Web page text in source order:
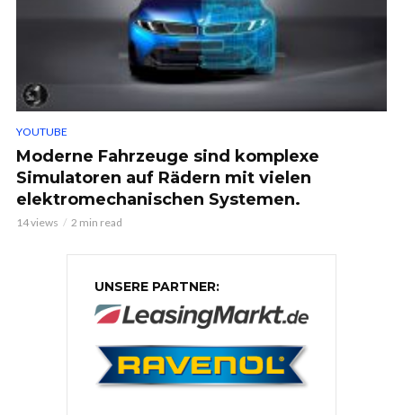
YOUTUBE
Moderne Fahrzeuge sind komplexe
Simulatoren auf Rädern mit vielen
elektromechanischen Systemen.
14 views 2 min read
UNSERE PARTNER: